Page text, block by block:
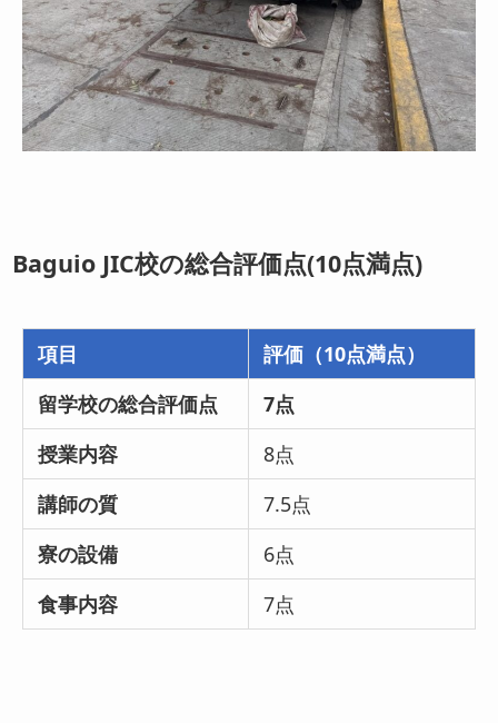
Baguio JIC校の総合評価点(10点満点)
項目
評価（10点満点）
留学校の総合評価点
7点
授業内容
8点
講師の質
7.5点
寮の設備
6点
食事内容
7点